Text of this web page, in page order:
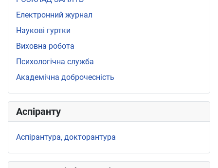
Електронний журнал
Наукові гуртки
Виховна робота
Психологічна служба
Академічна доброчесність
Аспіранту
Аспірантура, докторантура